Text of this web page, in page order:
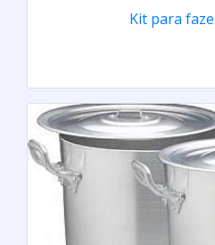
Kit para